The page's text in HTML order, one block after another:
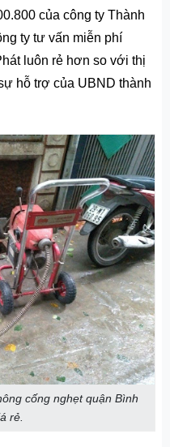
của công ty Thành
ty tư vấn miễn phí
luôn rẻ hơn so với thị
hỗ trợ của UBND thành
cống nghẹt quận Bình
rẻ.